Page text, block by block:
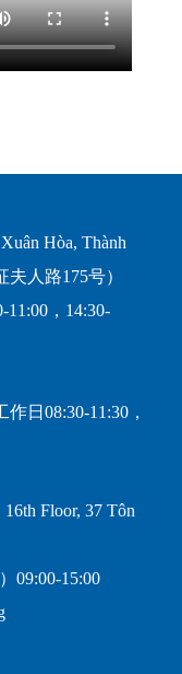
Hòa, Thành
人路175号）
，14:30-
日08:30-11:30，
Floor, 37 Tôn
09:00-15:00